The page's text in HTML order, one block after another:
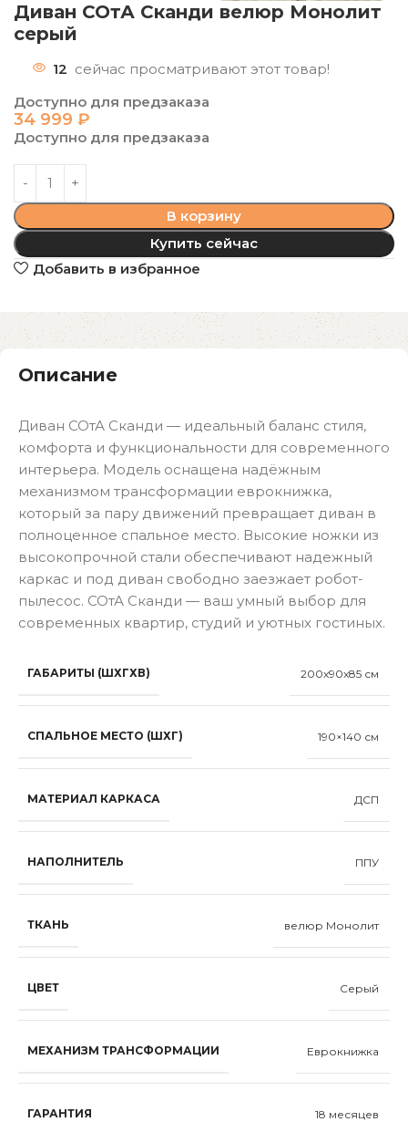
Диван СОтА Сканди велюр Монолит
серый
12 сейчас просматривают этот товар!
Доступно для предзаказа
34 999 ₽
Доступно для предзаказа
В корзину
Купить сейчас
Добавить в избранное
Описание
Диван СОтА Сканди — идеальный баланс стиля,
комфорта и функциональности для современного
интерьера. Модель оснащена надёжным
механизмом трансформации еврокнижка,
который за пару движений превращает диван в
полноценное спальное место. Высокие ножки из
высокопрочной стали обеспечивают надежный
каркас и под диван свободно заезжает робот-
пылесос. СОтА Сканди — ваш умный выбор для
современных квартир, студий и уютных гостиных.
ГАБАРИТЫ (ШХГХВ) 200x90x85 см
СПАЛЬНОЕ МЕСТО (ШХГ) 190×140 см
МАТЕРИАЛ КАРКАСА ДСП
НАПОЛНИТЕЛЬ ППУ
ТКАНЬ велюр Монолит
ЦВЕТ Серый
МЕХАНИЗМ ТРАНСФОРМАЦИИ Еврокнижка
ГАРАНТИЯ 18 месяцев